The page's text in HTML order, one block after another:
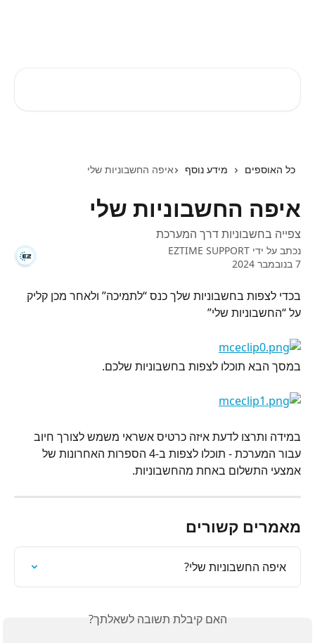
כל האוספים מידע נוסף איפה החשבוניות שלי
איפה החשבוניות שלי
צפייה בחשבוניות דרך המערכת
נכתב על ידי EZTIME SUPPORT
7 בנובמבר 2024
בכדי לצפות בחשבוניות שלך כנס “לתמיכה” ולאחר מכן קליק
על “החשבוניות שלי”
במסך הבא תוכלו לצפות בחשבוניות שלכם.
במידה ותרצו לדעת איזה כרטיס אשראי משמש לצורך חיוב
עבור המערכת - תוכלו לצפות ב-4 הספרות האחרונות של
אמצעי התשלום באחת מהחשבוניות.
מאמרים קשורים
איפה החשבוניות שלי?
האם קיבלת תשובה לשאלתך?